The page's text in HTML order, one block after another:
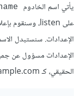
يأتي اسم الخادوم
الإعدادات مسؤول عن
الحقيقي، كـ example.com على سبيل المثال: